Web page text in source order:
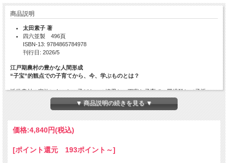
商品説明
太田素子 著
四六並製 496頁
ISBN-13: 9784865784978
刊行日: 2026/5
江戸期農村の豊かな人間形成
“子宝”的観点での子育てから、今、学ぶものとは？
近世農村の家族にあった、子どもへの情愛と、丁寧な子育て。嬰児殺し（子返
し）、捨子などの事態とそれらをめぐる意識のありようを直視しつつ、日記などの
生活記録を丹念に分析し、共感的な理解に満ちた子ども観、仕事を介した大人―子
どものコミュニケーションなど、江戸の豊かな人間形成力を描き好評を博した初版
●第2回河上肇賞奨励賞／第6回角川財団学芸賞 ダブル受賞作！
▼ 商品説明の続きを見る ▼
価格:4,840円(税込)
[ポイント還元 193ポイント～]